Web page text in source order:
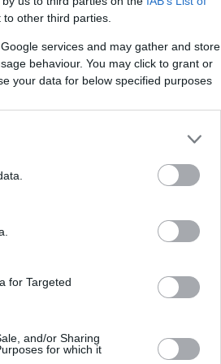
other third parties.
services and may gather and store
behaviour. You may click to grant or
your data for below specified purposes
for Targeted
and/or Sharing
for which it
στην
το
με
–
πως η